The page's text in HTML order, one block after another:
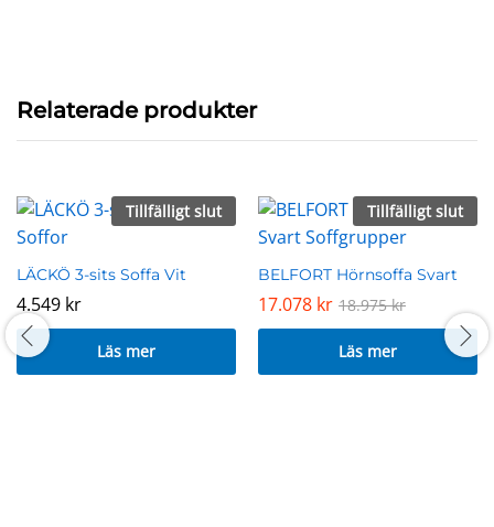
Relaterade produkter
Tillfälligt slut
LÄCKÖ 3-sits Soffa Vit
4.549 kr
Läs mer
Tillfälligt slut
BELFORT Hörnsoffa Svart
17.078 kr 18.975kr
Läs mer